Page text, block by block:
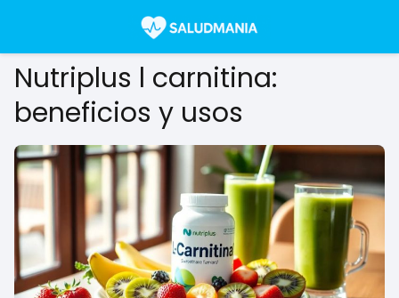
Nutriplus l carnitina:
beneficios y usos